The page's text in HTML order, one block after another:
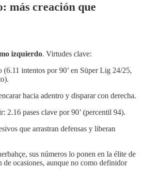
más creación que
izquierdo. Virtudes clave:
(6.11 intentos por 90’ en Süper Lig 24/25,
hacia adentro y disparar con derecha.
2.16 pases clave por 90’ (percentil 94).
que arrastran defensas y liberan
sus números lo ponen en la élite de
de ocasiones, aunque no como definidor